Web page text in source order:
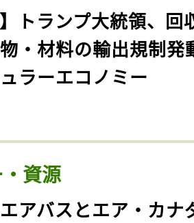
】トランプ大統領、回
・材料の輸出規制発
ラーエコノミー
資源
エアバスとエア・カナ